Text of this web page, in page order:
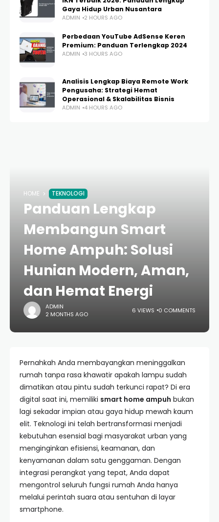
Gaya Hidup Urban Nusantara
ADMIN 2 HOURS AGO
Perbedaan YouTube AdSense Keren
Premium: Panduan Terlengkap 2024
ADMIN 3 HOURS AGO
Analisis Lengkap Biaya Remote Work
Pengusaha: Strategi Hemat
Operasional & Skalabilitas Bisnis
ADMIN 4 HOURS AGO
HOME TEKNOLOGI
Panduan Lengkap
Membangun Smart
Home Ampuh: Solusi
Hunian Modern, Aman,
dan Hemat Energi
ADMIN
2 MONTHS AGO
6 VIEWS 0 COMMENTS
Pernahkah Anda membayangkan meninggalkan
rumah tanpa rasa khawatir apakah lampu sudah
dimatikan atau pintu sudah terkunci rapat? Di era
digital saat ini, memiliki smart home ampuh bukan
lagi sekadar impian atau gaya hidup mewah kaum
elit. Teknologi ini telah bertransformasi menjadi
kebutuhan esensial bagi masyarakat urban yang
menginginkan efisiensi, keamanan, dan
kenyamanan dalam satu genggaman. Dengan
integrasi perangkat yang tepat, Anda dapat
mengontrol seluruh fungsi rumah Anda hanya
melalui perintah suara atau sentuhan di layar
smartphone.